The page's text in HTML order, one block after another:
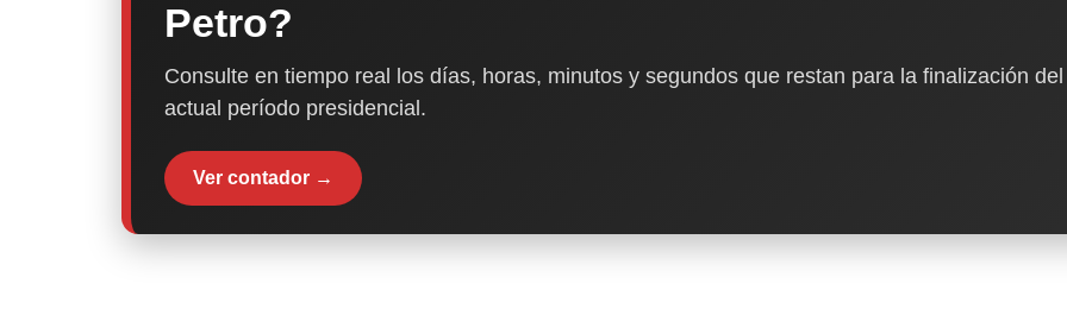
Petro?
Consulte en tiempo real los días, horas, minutos y segundos que restan para la finalización del
actual período presidencial.
Ver contador →